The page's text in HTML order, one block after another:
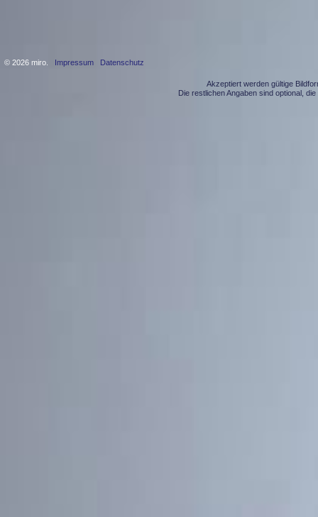
© 2026 miro. Impressum Datenschutz
Akzeptiert werden gültige
Die restlichen Angaben sind optional,